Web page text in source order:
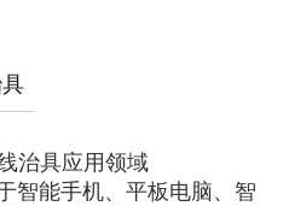
治具应用领域
智能手机、平板电脑、智